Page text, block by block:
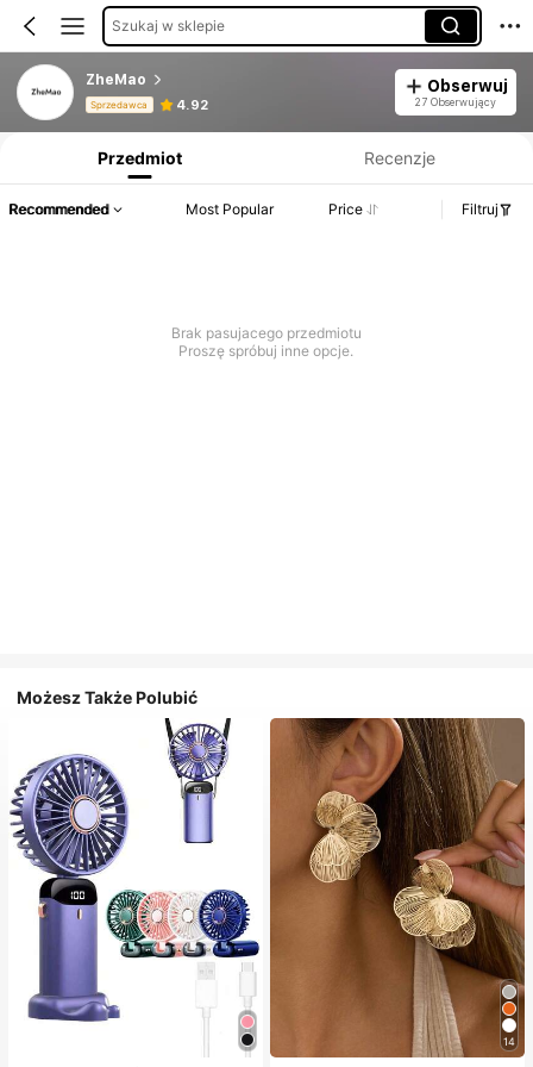
Szukaj w sklepie
ZheMao
Sprzedawca 4.92
Obserwuj
27 Obserwujący
Przedmiot Recenzje
Recommended Most Popular Price Filtruj
Brak pasujacego przedmiotu
Proszę spróbuj inne opcje.
Możesz Także Polubić
14